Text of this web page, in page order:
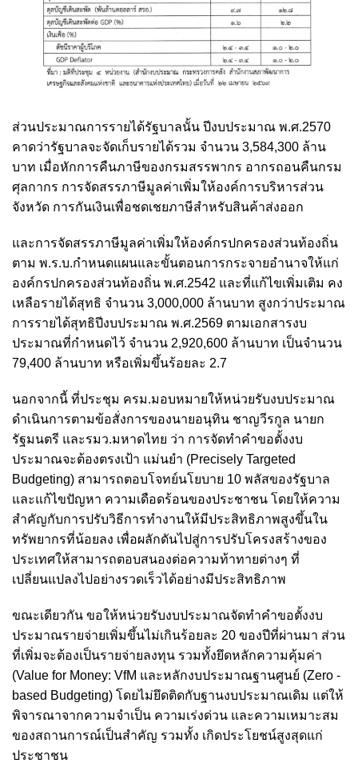
ส่วนประมาณการรายได้รัฐบาลนั้น ปีงบประมาณ พ.ศ.2570
คาดว่ารัฐบาลจะจัดเก็บรายได้รวม จำนวน 3,584,300 ล้าน
บาท เมื่อหักการคืนภาษีของกรมสรรพากร อากรถอนคืนกรม
ศุลกากร การจัดสรรภาษีมูลค่าเพิ่มให้องค์การบริหารส่วน
จังหวัด การกันเงินเพื่อชดเชยภาษีสำหรับสินค้าส่งออก
และการจัดสรรภาษีมูลค่าเพิ่มให้องค์กรปกครองส่วนท้องถิ่น
ตาม พ.ร.บ.กำหนดแผนและขั้นตอนการกระจายอำนาจให้แก่
องค์กรปกครองส่วนท้องถิ่น พ.ศ.2542 และที่แก้ไขเพิ่มเติม คง
เหลือรายได้สุทธิ จำนวน 3,000,000 ล้านบาท สูงกว่าประมาณ
การรายได้สุทธิปีงบประมาณ พ.ศ.2569 ตามเอกสารงบ
ประมาณที่กำหนดไว้ จำนวน 2,920,600 ล้านบาท เป็นจำนวน
79,400 ล้านบาท หรือเพิ่มขึ้นร้อยละ 2.7
นอกจากนี้ ที่ประชุม ครม.มอบหมายให้หน่วยรับงบประมาณ
ดำเนินการตามข้อสั่งการของนายอนุทิน ชาญวีรกูล นายก
รัฐมนตรี และรมว.มหาดไทย ว่า การจัดทำคำขอตั้งงบ
ประมาณจะต้องตรงเป้า แม่นยำ (Precisely Targeted
Budgeting) สามารถตอบโจทย์นโยบาย 10 พลัสของรัฐบาล
และแก้ไขปัญหา ความเดือดร้อนของประชาชน โดยให้ความ
สำคัญกับการปรับวิธีการทำงานให้มีประสิทธิภาพสูงขึ้นใน
ทรัพยากรที่น้อยลง เพื่อผลักดันไปสู่การปรับโครงสร้างของ
ประเทศให้สามารถตอบสนองต่อความท้าทายต่างๆ ที่
เปลี่ยนแปลงไปอย่างรวดเร็วได้อย่างมีประสิทธิภาพ
ขณะเดียวกัน ขอให้หน่วยรับงบประมาณจัดทำคำขอตั้งงบ
ประมาณรายจ่ายเพิ่มขึ้นไม่เกินร้อยละ 20 ของปีที่ผ่านมา ส่วน
ที่เพิ่มจะต้องเป็นรายจ่ายลงทุน รวมทั้งยึดหลักความคุ้มค่า
(Value for Money: VfM และหลักงบประมาณฐานศูนย์ (Zero -
based Budgeting) โดยไม่ยึดติดกับฐานงบประมาณเดิม แต่ให้
พิจารณาจากความจำเป็น ความเร่งด่วน และความเหมาะสม
ของสถานการณ์เป็นสำคัญ รวมทั้ง เกิดประโยชน์สูงสุดแก่
ประชาชน